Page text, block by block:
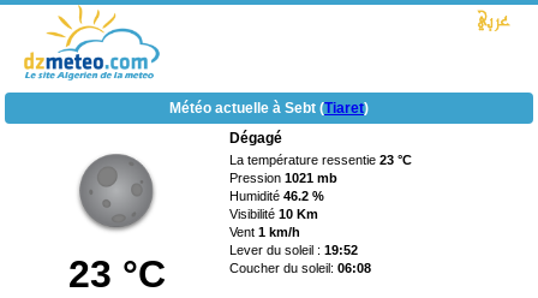
Météo actuelle à Sebt (Tiaret)
23 °C
Dégagé
La température ressentie23 °C
Pression1021 mb
Humidité46.2 %
Visibilité10 Km
Vent1 km/h
Lever du soleil :19:52
Coucher du soleil:06:08